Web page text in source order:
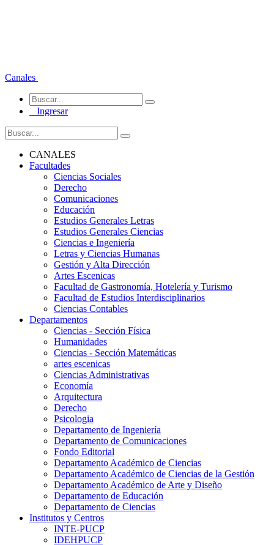
Canales
Ingresar
CANALES
Facultades
Ciencias Sociales
Derecho
Comunicaciones
Educación
Estudios Generales Letras
Estudios Generales Ciencias
Ciencias e Ingeniería
Letras y Ciencias Humanas
Gestión y Alta Dirección
Artes Escenicas
Facultad de Gastronomía, Hotelería y Turismo
Facultad de Estudios Interdisciplinarios
Ciencias Contables
Departamentos
Ciencias - Sección Física
Humanidades
Ciencias - Sección Matemáticas
artes escenicas
Ciencias Administrativas
Economía
Arquitectura
Derecho
Psicologia
Departamento de Ingeniería
Departamento de Comunicaciones
Fondo Editorial
Departamento Académico de Ciencias
Departamento Académico de Ciencias de la Gestión
Departamento Académico de Arte y Diseño
Departamento de Educación
Departamento de Ciencias
Institutos y Centros
INTE-PUCP
IDEHPUCP